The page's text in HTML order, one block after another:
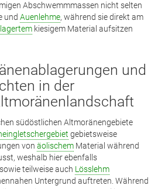
Abschwemmmassen nicht selten
und Auenlehme, während sie direkt am
kiesigem Material aufsitzen
und
in der
südöstlichen Altmoränengebiete
gebietsweise
von äolischem Material während
weshalb hier ebenfalls
sowie teilweise auch Lösslehm
Untergrund auftreten. Während